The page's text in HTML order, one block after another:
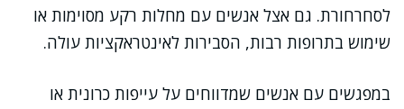
לסחרחורת. גם אצל אנשים עם מחלות רקע מסוימות או
שימוש בתרופות רבות, הסבירות לאינטראקציות עולה.
במפגשים עם אנשים שמדווחים על עייפות כרונית או